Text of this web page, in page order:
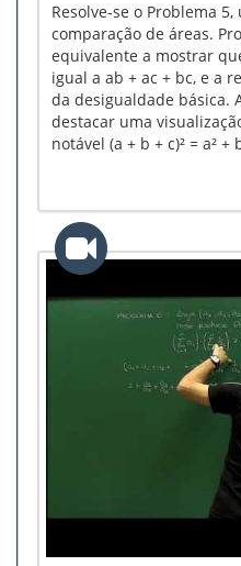
Resolve-se o Problema
comparação de áreas.
equivalente a mostrar
igual a ab + ac + bc, e a
da desigualdade básica.
destacar uma
notável (a + b + c)² = a² +